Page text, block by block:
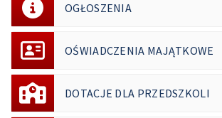
OGŁOSZENIA
OŚWIADCZENIA MAJĄTKOWE
DOTACJE DLA PRZEDSZKOLI